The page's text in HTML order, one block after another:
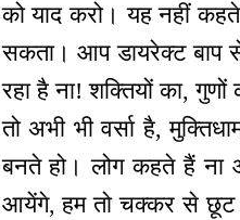
को याद करो। यह नहीं
सकता। आप डायरेक्ट बाप से
रहा है ना! शक्तियों का,
तो अभी भी वर्सा है,
बनते हो। लोग कहते हैं ना
आयेंगे, हम तो चक्कर से छूट